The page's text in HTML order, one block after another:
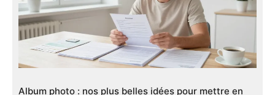
Album photo : nos plus belles idées pour mettre en